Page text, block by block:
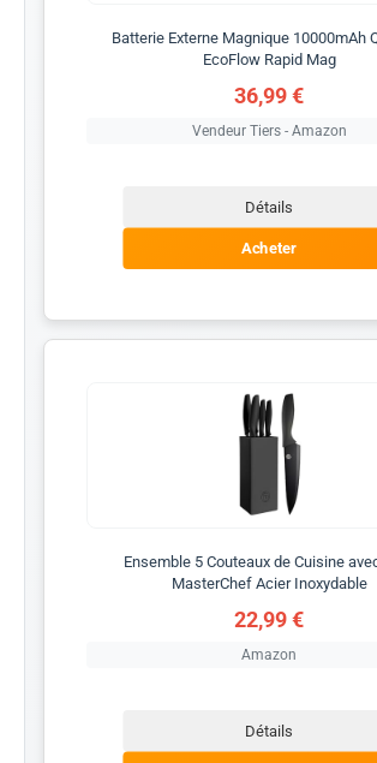
Batterie Externe Magnique 10000mAh
EcoFlow Rapid Mag
36,99 €
Vendeur Tiers - Amazon
Détails
Acheter
Ensemble 5 Couteaux de Cuisine
MasterChef Acier Inoxydable
22,99 €
Amazon
Détails